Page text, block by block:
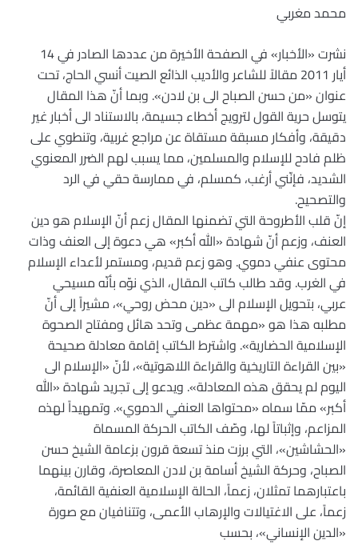
محمد مغربي
نشرت «الأخبار» في الصفحة الأخيرة من عددها الصادر في 14
أيار 2011 مقالاً للشاعر والأديب الذائع الصيت أنسي الحاج، تحت
عنوان «من حسن الصباح الى بن لادن». وبما أنّ هذا المقال
يتوسل حرية القول لترويج أخطاء جسيمة، بالاستناد الى أخبار غير
دقيقة، وأفكار مسبقة مستقاة عن مراجع غربية، وتنطوي على
ظلم فادح للإسلام والمسلمين، مما يسبب لهم الضرر المعنوي
الشديد، فإنّني أرغب، كمسلم، في ممارسة حقي في الرد
والتصحيح.
إنّ قلب الأطروحة التي تضمنها المقال زعم أنّ الإسلام هو دين
العنف، وزعم أنّ شهادة «الله أكبر» هي دعوة إلى العنف وذات
محتوى عنفي دموي. وهو زعم قديم، ومستمر لأعداء الإسلام
في الغرب. وقد طالب كاتب المقال، الذي نوّه بأنّه مسيحي
عربي، بتحويل الإسلام الى «دين محض روحي»، مشيراً إلى أنّ
مطلبه هذا هو «مهمة عظمى وتحد هائل ومفتاح الصحوة
الإسلامية الحضارية». واشترط الكاتب إقامة معادلة صحيحة
«بين القراءة التاريخية والقراءة اللاهوتية»، لأنّ «الإسلام الى
اليوم لم يحقق هذه المعادلة». ويدعو إلى تجريد شهادة «الله
أكبر» ممّا سماه «محتواها العنفي الدموي». وتمهيداً لهذه
المزاعم، وإثباتاً لها، وصّف الكاتب الحركة المسماة
«الحشاشين»، التي برزت منذ تسعة قرون بزعامة الشيخ حسن
الصباح، وحركة الشيخ أسامة بن لادن المعاصرة، وقارن بينهما
باعتبارهما تمثلان، زعماً، الحالة الإسلامية العنفية القائمة،
زعماً، على الاغتيالات والإرهاب الأعمى، وتتنافيان مع صورة
«الدين الإنساني»، بحسب